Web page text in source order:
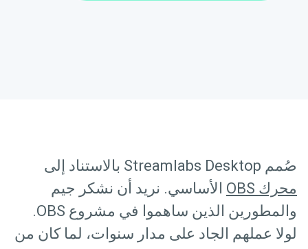
صُمم Streamlabs Desktop بالاستناد إلى
محرك OBS
الأساسي. نريد أن نشكر جيم
والمطورين الذين ساهموا في مشروع OBS.
لولا عملهم الجاد على مدار سنوات، لما كان من